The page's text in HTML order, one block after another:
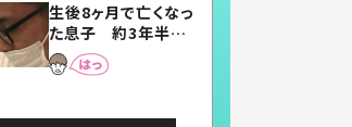
まらない」「幸せにな
れる」
生後8ヶ月で亡くなっ
た息子 約3年半
後、当時の妻の日記
に書いてあった本音